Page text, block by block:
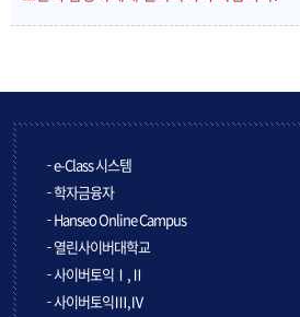
e-Class 시스템
학자금융자
Hanseo Online Campus
열린사이버대학교
사이버토익Ⅰ,Ⅱ
사이버토익Ⅲ,Ⅳ